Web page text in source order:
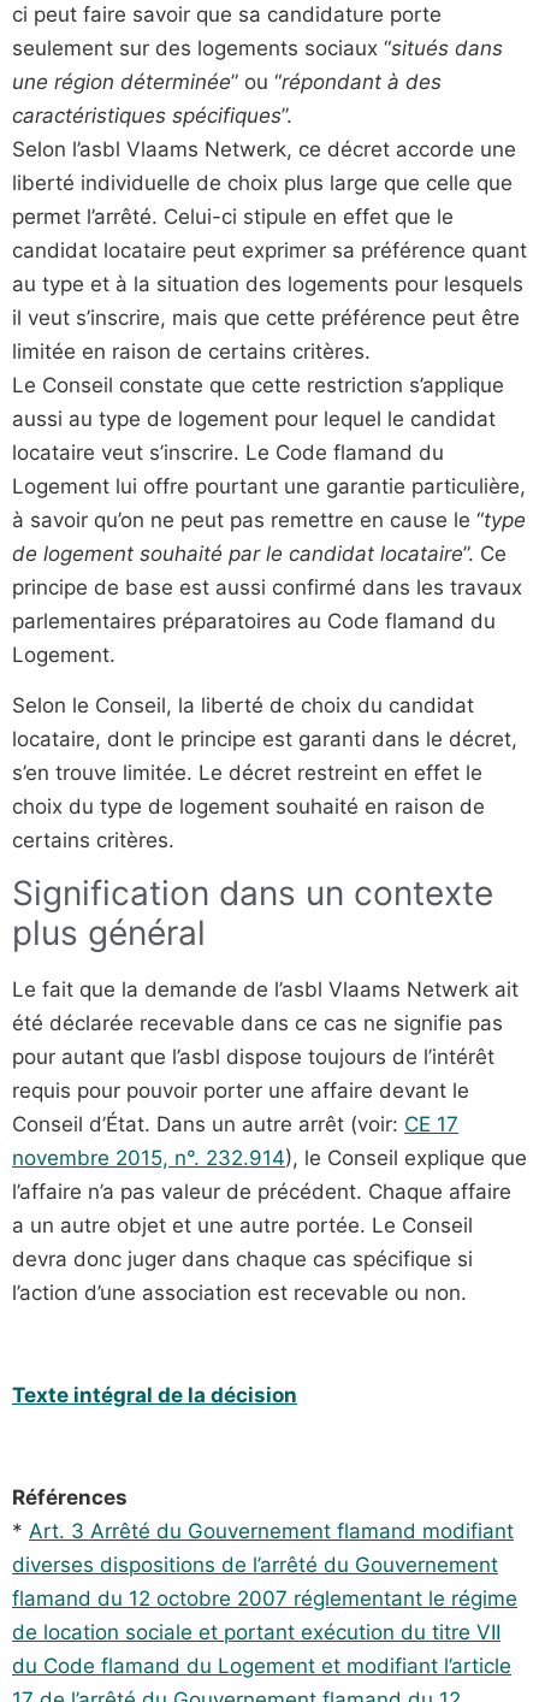
ci peut faire savoir que sa candidature porte
seulement sur des logements sociaux “situés dans
une région déterminée” ou “répondant à des
caractéristiques spécifiques”.
Selon l’asbl Vlaams Netwerk, ce décret accorde une
liberté individuelle de choix plus large que celle que
permet l’arrêté. Celui-ci stipule en effet que le
candidat locataire peut exprimer sa préférence quant
au type et à la situation des logements pour lesquels
il veut s’inscrire, mais que cette préférence peut être
limitée en raison de certains critères.
Le Conseil constate que cette restriction s’applique
aussi au type de logement pour lequel le candidat
locataire veut s’inscrire. Le Code flamand du
Logement lui offre pourtant une garantie particulière,
à savoir qu’on ne peut pas remettre en cause le “type
de logement souhaité par le candidat locataire”. Ce
principe de base est aussi confirmé dans les travaux
parlementaires préparatoires au Code flamand du
Logement.
Selon le Conseil, la liberté de choix du candidat
locataire, dont le principe est garanti dans le décret,
s’en trouve limitée. Le décret restreint en effet le
choix du type de logement souhaité en raison de
certains critères.
Signification dans un contexte
plus général
Le fait que la demande de l’asbl Vlaams Netwerk ait
été déclarée recevable dans ce cas ne signifie pas
pour autant que l’asbl dispose toujours de l’intérêt
requis pour pouvoir porter une affaire devant le
Conseil d’État. Dans un autre arrêt (voir: CE 17
novembre 2015, n°. 232.914), le Conseil explique que
l’affaire n’a pas valeur de précédent. Chaque affaire
a un autre objet et une autre portée. Le Conseil
devra donc juger dans chaque cas spécifique si
l’action d’une association est recevable ou non.
Texte intégral de la décision
Références
* Art. 3 Arrêté du Gouvernement flamand modifiant
diverses dispositions de l’arrêté du Gouvernement
flamand du 12 octobre 2007 réglementant le régime
de location sociale et portant exécution du titre VII
du Code flamand du Logement et modifiant l’article